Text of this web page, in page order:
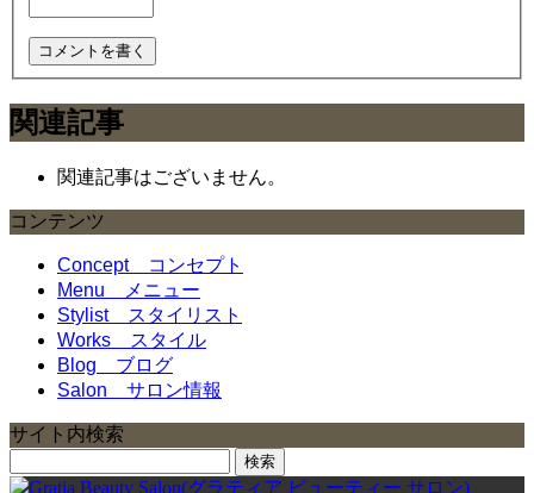
関連記事
関連記事はございません。
コンテンツ
Concept
コンセプト
Menu
メニュー
Stylist
スタイリスト
Works
スタイル
Blog ブログ
Salon サロン情報
サイト内検索
索: